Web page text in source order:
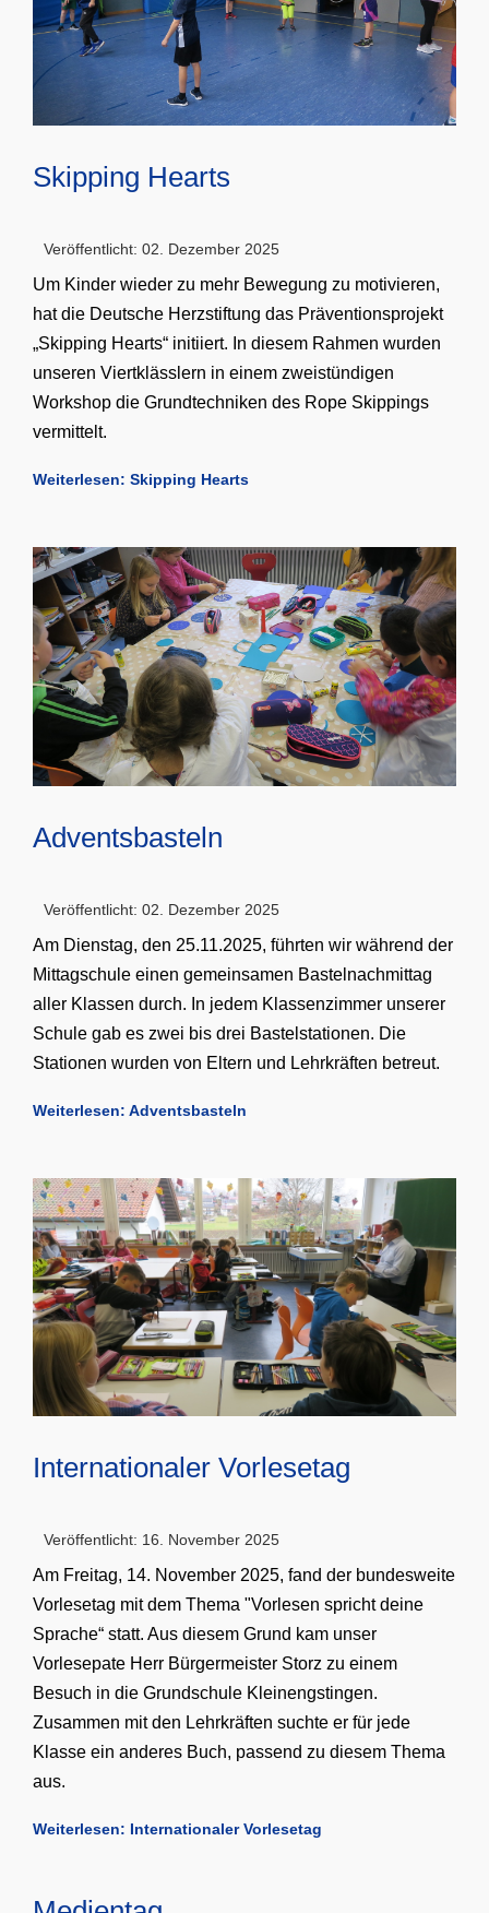
Skipping Hearts
Veröffentlicht: 02. Dezember 2025
Um Kinder wieder zu mehr Bewegung zu motivieren,
hat die Deutsche Herzstiftung das Präventionsprojekt
„Skipping Hearts“ initiiert. In diesem Rahmen wurden
unseren Viertklässlern in einem zweistündigen
Workshop die Grundtechniken des Rope Skippings
vermittelt.
Weiterlesen: Skipping Hearts
Adventsbasteln
Veröffentlicht: 02. Dezember 2025
Am Dienstag, den 25.11.2025, führten wir während der
Mittagschule einen gemeinsamen Bastelnachmittag
aller Klassen durch. In jedem Klassenzimmer unserer
Schule gab es zwei bis drei Bastelstationen. Die
Stationen wurden von Eltern und Lehrkräften betreut.
Weiterlesen: Adventsbasteln
Internationaler Vorlesetag
Veröffentlicht: 16. November 2025
Am Freitag, 14. November 2025, fand der bundesweite
Vorlesetag mit dem Thema "Vorlesen spricht deine
Sprache“ statt. Aus diesem Grund kam unser
Vorlesepate Herr Bürgermeister Storz zu einem
Besuch in die Grundschule Kleinengstingen.
Zusammen mit den Lehrkräften suchte er für jede
Klasse ein anderes Buch, passend zu diesem Thema
aus.
Weiterlesen: Internationaler Vorlesetag